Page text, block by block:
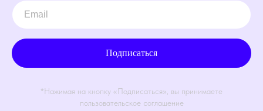
Подписаться
*Нажимая на кнопку «Подписаться», вы принимаете
пользовательское соглашение